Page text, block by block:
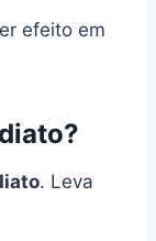
efeito em
. Leva